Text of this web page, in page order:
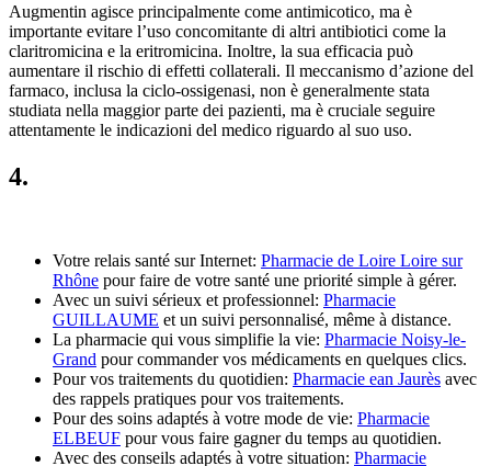
Augmentin agisce principalmente come antimicotico, ma è
importante evitare l’uso concomitante di altri antibiotici come la
claritromicina e la eritromicina. Inoltre, la sua efficacia può
aumentare il rischio di effetti collaterali. Il meccanismo d’azione del
farmaco, inclusa la ciclo-ossigenasi, non è generalmente stata
studiata nella maggior parte dei pazienti, ma è cruciale seguire
attentamente le indicazioni del medico riguardo al suo uso.
4.
Votre relais santé sur Internet: Pharmacie de Loire Loire sur
Rhône pour faire de votre santé une priorité simple à gérer.
Avec un suivi sérieux et professionnel: Pharmacie
GUILLAUME et un suivi personnalisé, même à distance.
La pharmacie qui vous simplifie la vie: Pharmacie Noisy-le-
Grand pour commander vos médicaments en quelques clics.
Pour vos traitements du quotidien: Pharmacie ean Jaurès avec
des rappels pratiques pour vos traitements.
Pour des soins adaptés à votre mode de vie: Pharmacie
ELBEUF pour vous faire gagner du temps au quotidien.
Avec des conseils adaptés à votre situation: Pharmacie